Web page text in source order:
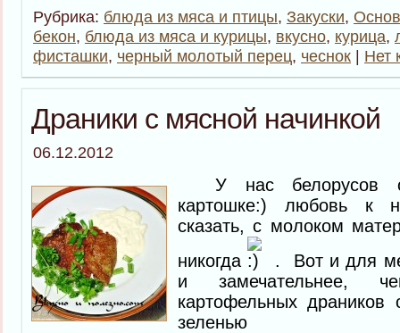
Рубрика: блюда из мяса и птицы, Закуски,
бекон, блюда из мяса и курицы, вкусно, курица,
фисташки, черный молотый перец, чеснок | Нет
Драники с мясной начинкой
06.12.2012
У нас белорусов
картошке:) любовь к
сказать, с молоком
никогда
. Вот и для
и замечательнее,
картофельных
зеленью